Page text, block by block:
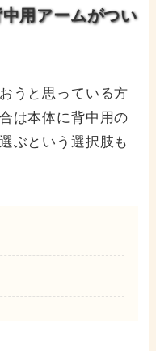
用アームがつい
うと思っている方
は本体に背中用の
ぶという選択肢も